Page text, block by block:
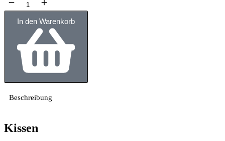
In den Warenkorb
Beschreibung
Kissen